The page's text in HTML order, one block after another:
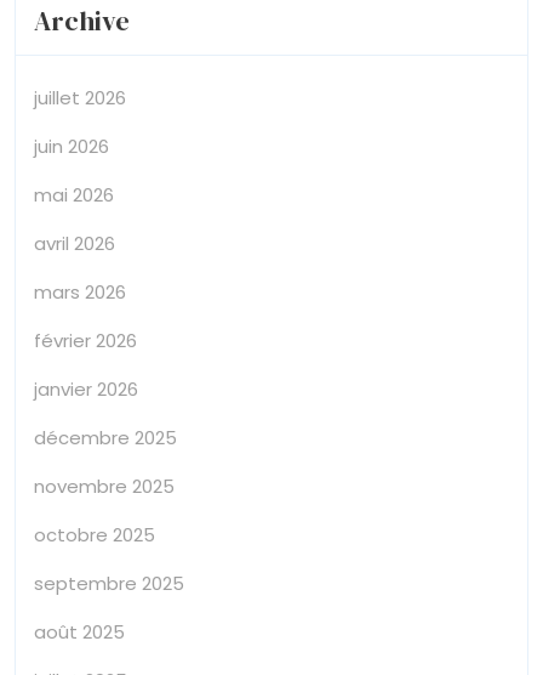
Archive
juillet 2026
juin 2026
mai 2026
avril 2026
mars 2026
février 2026
janvier 2026
décembre 2025
novembre 2025
octobre 2025
septembre 2025
août 2025